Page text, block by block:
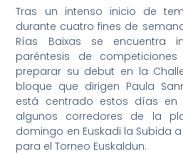
Tras un intenso inicio de
durante cuatro fines de
Rías Baixas se encuentra
paréntesis de
preparar su debut en la
bloque que dirigen Paula
está centrado estos días en
algunos corredores de la
domingo en Euskadi la Subida
para el Torneo Euskaldun.